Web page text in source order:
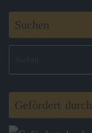
Suchen
Gefördert durch